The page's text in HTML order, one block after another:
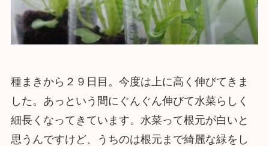
種まきから２９日目。今度は上に高く伸びてきま
した。あっという間にぐんぐん伸びて水菜らしく
細長くなってきています。水菜って根元が白いと
思うんですけど、うちのは根元まで綺麗な緑をし